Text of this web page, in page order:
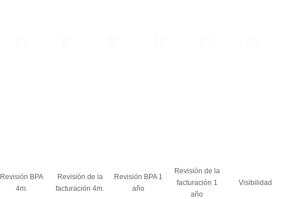
Revisión BPA
4m.
Revisión de la
facturación 4m.
Revisión BPA 1
año
Revisión de la
facturación 1
año
Visibilidad